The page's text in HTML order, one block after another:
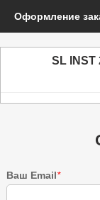
Оформление
Ваш Email*
SL INST